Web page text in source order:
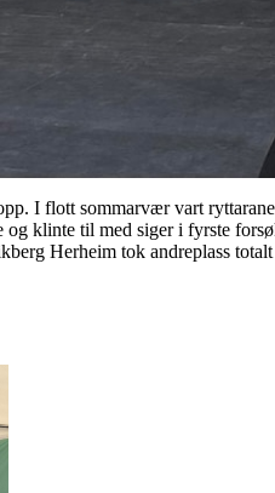
I flott sommarvær vart
klinte til med siger i fyrste
Herheim tok andreplass